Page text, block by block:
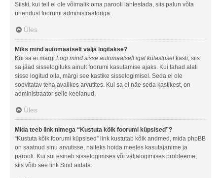
Siiski, kui teil ei ole võimalik oma parooli lähtestada, siis palun võta
ühendust foorumi administraatoriga.
Üles
Miks mind automaatselt välja logitakse?
Kui sa ei märgi Logi mind sisse automaatselt igal külastusel kasti, siis
sa jääd sisselogituks ainult foorumi kasutamise ajaks. Kui tahad alati
sisse logitud olla, märgi see kastike sisselogimisel. Seda ei ole
soovitatav teha avalikes arvutites. Kui sa ei näe seda kastikest, on
administraator selle keelanud.
Üles
Mida teeb link nimega “Kustuta kõik foorumi küpsised”?
“Kustuta kõik foorumi küpsised” link kustutab kõik andmed, mida phpBB
on saatnud sinu arvutisse, näiteks hoida meeles kasutajanime ja
parooli. Kui sul esineb sisselogimises või väljalogimises probleeme,
siis võib see link Sind aidata.